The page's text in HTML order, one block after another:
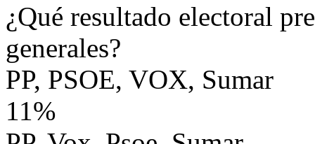
¿Qué resultado electoral
generales?
PP, PSOE, VOX, Sumar
11%